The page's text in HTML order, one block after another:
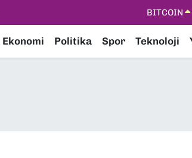
DOLAR
STERLİN
Ekonomi Politika Spor Teknoloji